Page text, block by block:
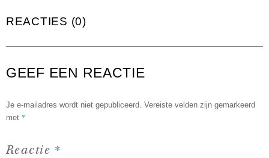
REACTIES (0)
GEEF EEN REACTIE
Je e-mailadres wordt niet gepubliceerd. Vereiste velden zijn gemarkeerd
met *
Reactie *